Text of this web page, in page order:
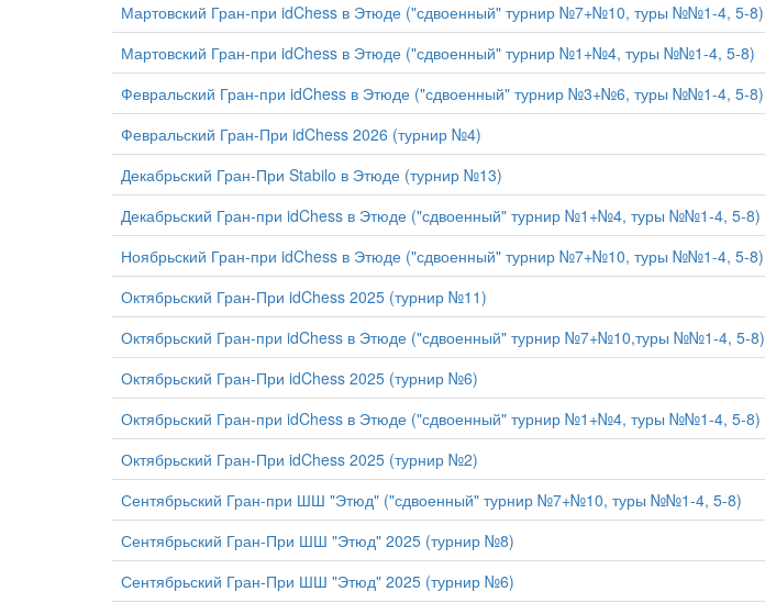
Мартовский Гран-при idChess в Этюде ("сдвоенный" турнир №7+№10, туры №№1-4, 5-8)
Мартовский Гран-при idChess в Этюде ("сдвоенный" турнир №1+№4, туры №№1-4, 5-8)
Февральский Гран-при idChess в Этюде ("сдвоенный" турнир №3+№6, туры №№1-4, 5-8)
Февральский Гран-При idChess 2026 (турнир №4)
Декабрьский Гран-При Stabilo в Этюде (турнир №13)
Декабрьский Гран-при idChess в Этюде ("сдвоенный" турнир №1+№4, туры №№1-4, 5-8)
Ноябрьский Гран-при idChess в Этюде ("сдвоенный" турнир №7+№10, туры №№1-4, 5-8)
Октябрьский Гран-При idChess 2025 (турнир №11)
Октябрьский Гран-при idChess в Этюде ("сдвоенный" турнир №7+№10,туры №№1-4, 5-8)
Октябрьский Гран-При idChess 2025 (турнир №6)
Октябрьский Гран-при idChess в Этюде ("сдвоенный" турнир №1+№4, туры №№1-4, 5-8)
Октябрьский Гран-При idChess 2025 (турнир №2)
Сентябрьский Гран-при ШШ "Этюд" ("сдвоенный" турнир №7+№10, туры №№1-4, 5-8)
Сентябрьский Гран-При ШШ "Этюд" 2025 (турнир №8)
Сентябрьский Гран-При ШШ "Этюд" 2025 (турнир №6)